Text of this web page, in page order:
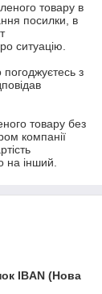
товару в
посилки, в
ситуацію.
з
товару без
компанії
на інший.
IBAN (Нова